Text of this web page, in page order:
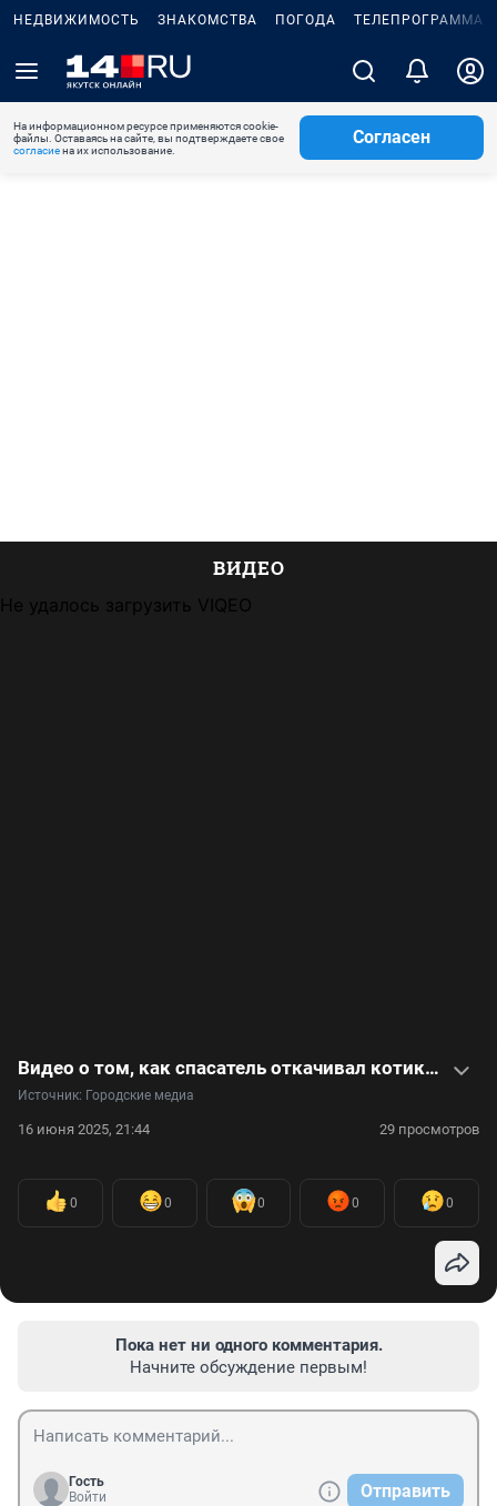
НЕДВИЖИМОСТЬ ЗНАКОМСТВА ПОГОДА ТЕЛЕПРОГРАММА
На информационном ресурсе применяются cookie-
файлы. Оставаясь на сайте, вы подтверждаете свое
согласиена их использование.
Согласен
ВИДЕО
Не удалось загрузить VIQEO
Видео о том, как спасатель откачивал котика, вынесенного из горящей квартиры
Источник: Городские медиа
16 июня 2025, 21:44 29 просмотров
0 0 0 0 0
Пока нет ни одного комментария.
Начните обсуждение первым!
Гость
Войти
Отправить